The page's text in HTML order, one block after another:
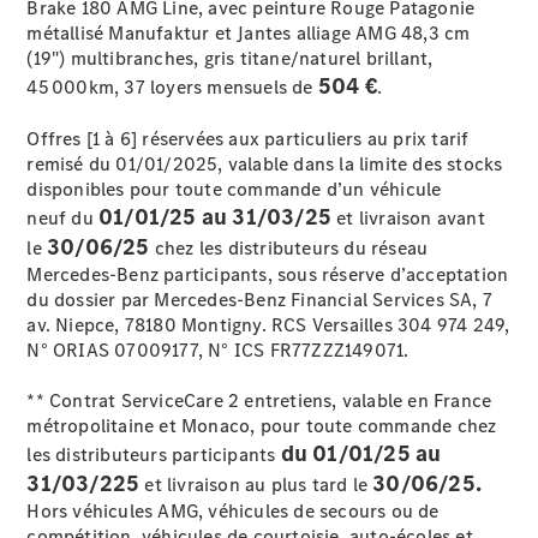
Notre Groupe
Notre
Groupe
Actualités
Score
environnemental
Brake 180 AMG Line, avec peinture Rouge Patagonie
métallisé Manufaktur et Jantes alliage AMG 48,3 cm
(19") multibranches, gris titane/naturel brillant,
45 000km, 37 loyers mensuels de 504 €.
Offres [1 à 6] réservées aux particuliers au prix tarif
remisé du 01/01/2025, valable dans la limite des stocks
disponibles pour toute commande d’un véhicule
neuf du 01/01/25 au 31/03/25 et livraison avant
le 30/06/25 chez les distributeurs du réseau
Mercedes-Benz participants, sous réserve d’acceptation
du dossier par Mercedes-Benz Financial Services SA, 7
av. Niepce, 78180 Montigny. RCS Versailles 304 974 249,
N° ORIAS 07009177, N° ICS FR77ZZZ149071.
** Contrat ServiceCare 2 entretiens, valable en France
métropolitaine et Monaco, pour toute commande chez
les distributeurs participants du 01/01/25 au
31/03/225 et livraison au plus tard le 30/06/25.
Hors véhicules AMG, véhicules de secours ou de